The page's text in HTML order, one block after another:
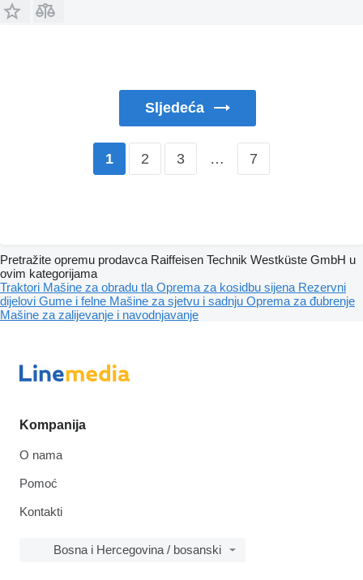
Sljedeća
1 2 3 … 7
Pretražite opremu prodavca Raiffeisen Technik Westküste GmbH u
ovim kategorijama
Traktori Mašine za obradu tla Oprema za kosidbu sijena Rezervni
dijelovi Gume i felne Mašine za sjetvu i sadnju Oprema za đubrenje
Mašine za zaliјеvanje i navodnjavanje
Kompanija
O nama
Pomoć
Kontakti
Bosna i Hercegovina / bosanski